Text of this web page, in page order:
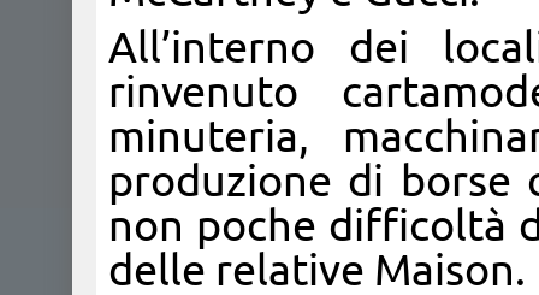
All’interno dei
rinvenuto
minuteria,
produzione di borse
non poche difficoltà
delle relative Maison.